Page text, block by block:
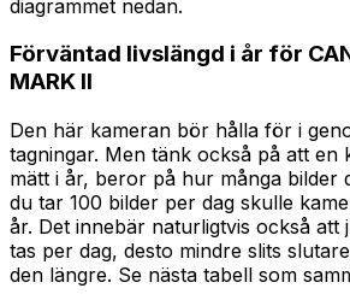
diagrammet nedan.
Förväntad livslängd i år för
MARK II
Den här kameran bör hålla för i
tagningar. Men tänk också på att en
mätt i år, beror på hur många bilder
du tar 100 bilder per dag skulle
år. Det innebär naturligtvis också att
tas per dag, desto mindre slits
den längre. Se nästa tabell som